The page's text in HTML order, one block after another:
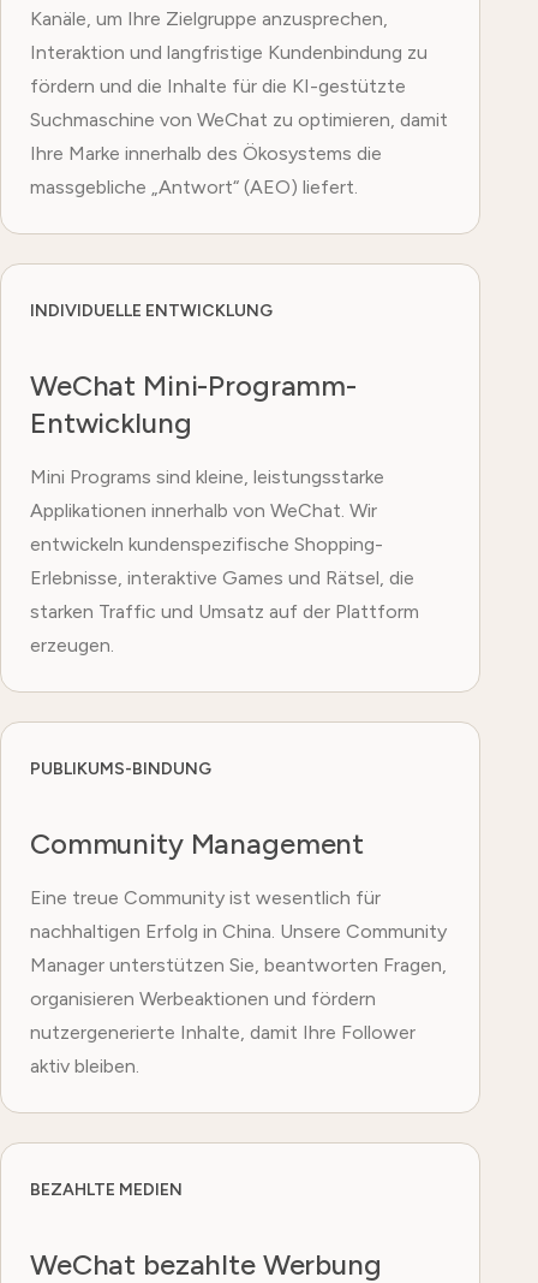
Kanäle, um Ihre Zielgruppe anzusprechen,
Interaktion und langfristige Kundenbindung zu
fördern und die Inhalte für die KI-gestützte
Suchmaschine von WeChat zu optimieren, damit
Ihre Marke innerhalb des Ökosystems die
massgebliche „Antwort“ (AEO) liefert.
INDIVIDUELLE ENTWICKLUNG
WeChat Mini-Programm-
Entwicklung
Mini Programs sind kleine, leistungsstarke
Applikationen innerhalb von WeChat. Wir
entwickeln kundenspezifische Shopping-
Erlebnisse, interaktive Games und Rätsel, die
starken Traffic und Umsatz auf der Plattform
erzeugen.
PUBLIKUMS-BINDUNG
Community Management
Eine treue Community ist wesentlich für
nachhaltigen Erfolg in China. Unsere Community
Manager unterstützen Sie, beantworten Fragen,
organisieren Werbeaktionen und fördern
nutzergenerierte Inhalte, damit Ihre Follower
aktiv bleiben.
BEZAHLTE MEDIEN
WeChat bezahlte Werbung